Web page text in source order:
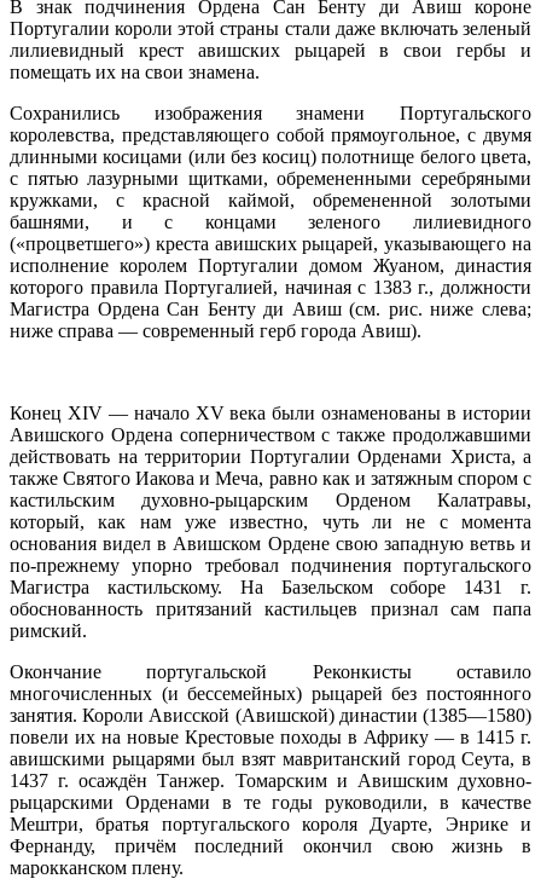
В знак подчинения Ордена Сан Бенту ди Авиш короне
Португалии короли этой страны стали даже включать зеленый
лилиевидный крест авишских рыцарей в свои гербы и
помещать их на свои знамена.
Сохранились изображения знамени Португальского
королевства, представляющего собой прямоугольное, с двумя
длинными косицами (или без косиц) полотнище белого цвета,
с пятью лазурными щитками, обремененными серебряными
кружками, с красной каймой, обремененной золотыми
башнями, и с концами зеленого лилиевидного
(«процветшего») креста авишских рыцарей, указывающего на
исполнение королем Португалии домом Жуаном, династия
которого правила Португалией, начиная с 1383 г., должности
Магистра Ордена Сан Бенту ди Авиш (см. рис. ниже слева;
ниже справа — современный герб города Авиш).
Конец XIV — начало XV века были ознаменованы в истории
Авишского Ордена соперничеством с также продолжавшими
действовать на территории Португалии Орденами Христа, а
также Святого Иакова и Меча, равно как и затяжным спором с
кастильским духовно-рыцарским Орденом Калатравы,
который, как нам уже известно, чуть ли не с момента
основания видел в Авишском Ордене свою западную ветвь и
по-прежнему упорно требовал подчинения португальского
Магистра кастильскому. На Базельском соборе 1431 г.
обоснованность притязаний кастильцев признал сам папа
римский.
Окончание португальской Реконкисты оставило
многочисленных (и бессемейных) рыцарей без постоянного
занятия. Короли Ависской (Авишской) династии (1385—1580)
повели их на новые Крестовые походы в Африку — в 1415 г.
авишскими рыцарями был взят мавританский город Сеута, в
1437 г. осаждён Танжер. Томарским и Авишским духовно-
рыцарскими Орденами в те годы руководили, в качестве
Мештри, братья португальского короля Дуарте, Энрике и
Фернанду, причём последний окончил свою жизнь в
марокканском плену.